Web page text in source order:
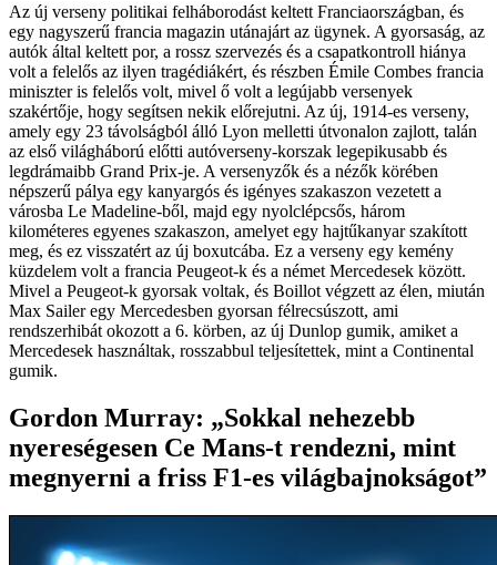
Az új verseny politikai felháborodást keltett Franciaországban, és
egy nagyszerű francia magazin utánajárt az ügynek. A gyorsaság, az
autók által keltett por, a rossz szervezés és a csapatkontroll hiánya
volt a felelős az ilyen tragédiákért, és részben Émile Combes francia
miniszter is felelős volt, mivel ő volt a legújabb versenyek
szakértője, hogy segítsen nekik előrejutni. Az új, 1914-es verseny,
amely egy 23 távolságból álló Lyon melletti útvonalon zajlott, talán
az első világháború előtti autóverseny-korszak legepikusabb és
legdrámaibb Grand Prix-je. A versenyzők és a nézők körében
népszerű pálya egy kanyargós és igényes szakaszon vezetett a
városba Le Madeline-ből, majd egy nyolclépcsős, három
kilométeres egyenes szakaszon, amelyet egy hajtűkanyar szakított
meg, és ez visszatért az új boxutcába. Ez a verseny egy kemény
küzdelem volt a francia Peugeot-k és a német Mercedesek között.
Mivel a Peugeot-k gyorsak voltak, és Boillot végzett az élen, miután
Max Sailer egy Mercedesben gyorsan félrecsúszott, ami
rendszerhibát okozott a 6. körben, az új Dunlop gumik, amiket a
Mercedesek használtak, rosszabbul teljesítettek, mint a Continental
gumik.
Gordon Murray: „Sokkal nehezebb
nyereségesen Ce Mans-t rendezni, mint
megnyerni a friss F1-es világbajnokságot”